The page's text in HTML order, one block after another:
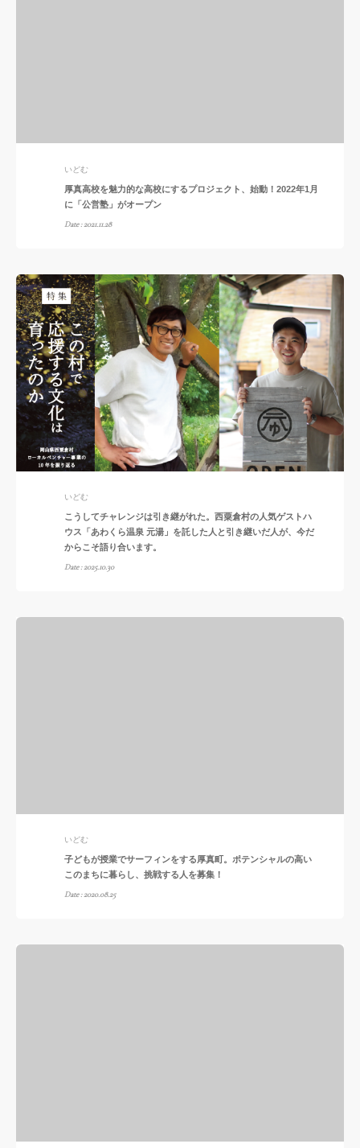
いどむ
厚真高校を魅力的な高校にするプロジェクト、始動！2022年1月
に「公営塾」がオープン
Date : 2021.11.28
いどむ
こうしてチャレンジは引き継がれた。西粟倉村の人気ゲストハ
ウス「あわくら温泉 元湯」を託した人と引き継いだ人が、今だ
からこそ語り合います。
Date : 2025.10.30
いどむ
子どもが授業でサーフィンをする厚真町。ポテンシャルの高い
このまちに暮らし、挑戦する人を募集！
Date : 2020.08.25